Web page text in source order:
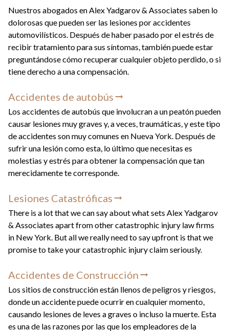
Nuestros abogados en Alex Yadgarov & Associates saben lo
dolorosas que pueden ser las lesiones por accidentes
automovilísticos. Después de haber pasado por el estrés de
recibir tratamiento para sus síntomas, también puede estar
preguntándose cómo recuperar cualquier objeto perdido, o si
tiene derecho a una compensación.
Accidentes de autobús
Los accidentes de autobús que involucran a un peatón pueden
causar lesiones muy graves y, a veces, traumáticas, y este tipo
de accidentes son muy comunes en Nueva York. Después de
sufrir una lesión como esta, lo último que necesitas es
molestias y estrés para obtener la compensación que tan
merecidamente te corresponde.
Lesiones Catastróficas
There is a lot that we can say about what sets Alex Yadgarov
& Associates apart from other catastrophic injury law firms
in New York. But all we really need to say upfront is that we
promise to take your catastrophic injury claim seriously.
Accidentes de Construcción
Los sitios de construcción están llenos de peligros y riesgos,
donde un accidente puede ocurrir en cualquier momento,
causando lesiones de leves a graves o incluso la muerte. Esta
es una de las razones por las que los empleadores de la